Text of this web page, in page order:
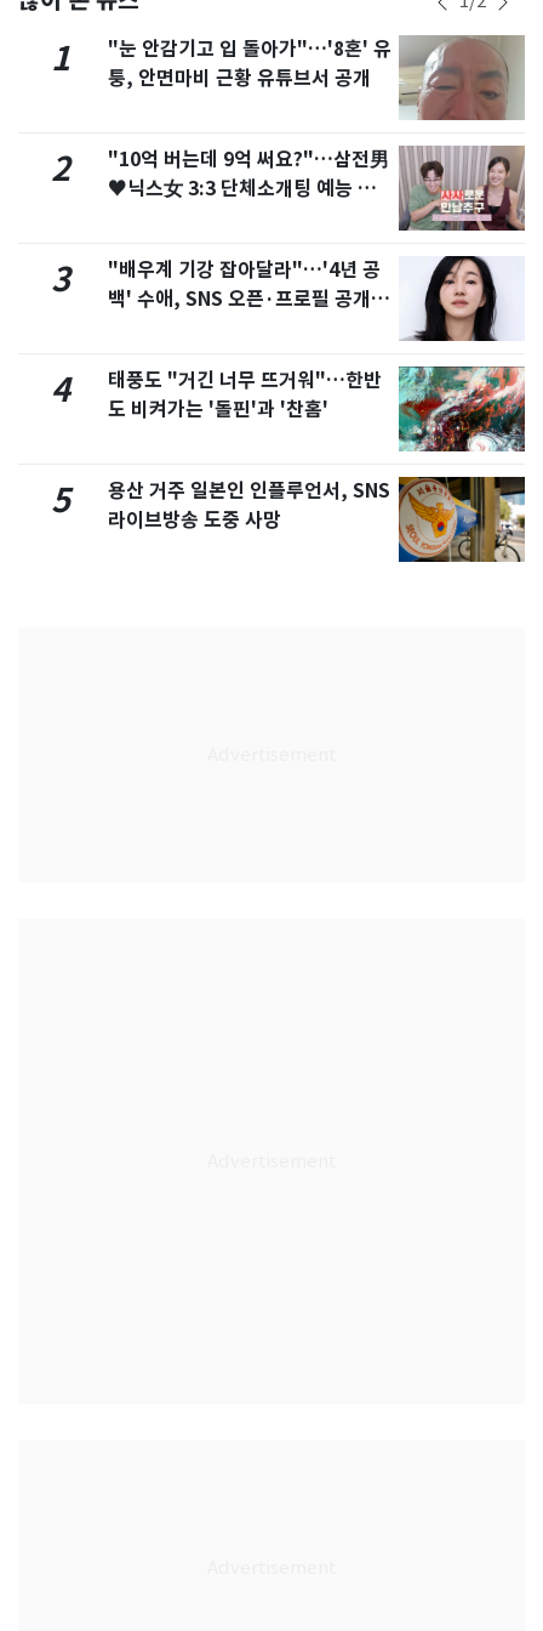
1
"눈 안감기고 입 돌아가"…'8혼' 유
퉁, 안면마비 근황 유튜브서 공개
2
"10억 버는데 9억 써요?"…삼전男
♥닉스女 3:3 단체소개팅 예능 화
3
"배우계 기강 잡아달라"…'4년 공
백' 수애, SNS 오픈·프로필 공개
4
태풍도 "거긴 너무 뜨거워"…한반
도 비켜가는 '돌핀'과 '찬홈'
5
용산 거주 일본인 인플루언서, SNS
라이브방송 도중 사망